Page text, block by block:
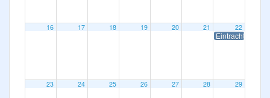
16 17 18 19 20 21 22
Eintracht cup
23 24 25 26 27 28 29